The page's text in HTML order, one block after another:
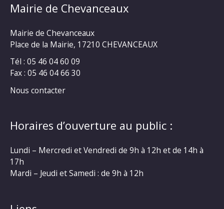
Mairie de Chevanceaux
Mairie de Chevanceaux
Place de la Mairie, 17210 CHEVANCEAUX
Tél : 05 46 04 60 09
Fax : 05 46 04 66 30
Nous contacter
Horaires d’ouverture au public :
Lundi – Mercredi et Vendredi de 9h à 12h et de 14h à
17h
Mardi – Jeudi et Samedi : de 9h à 12h